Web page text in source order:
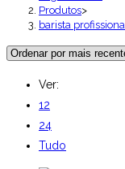
Produtos>
barista profissional
Ver:
12
24
Tudo